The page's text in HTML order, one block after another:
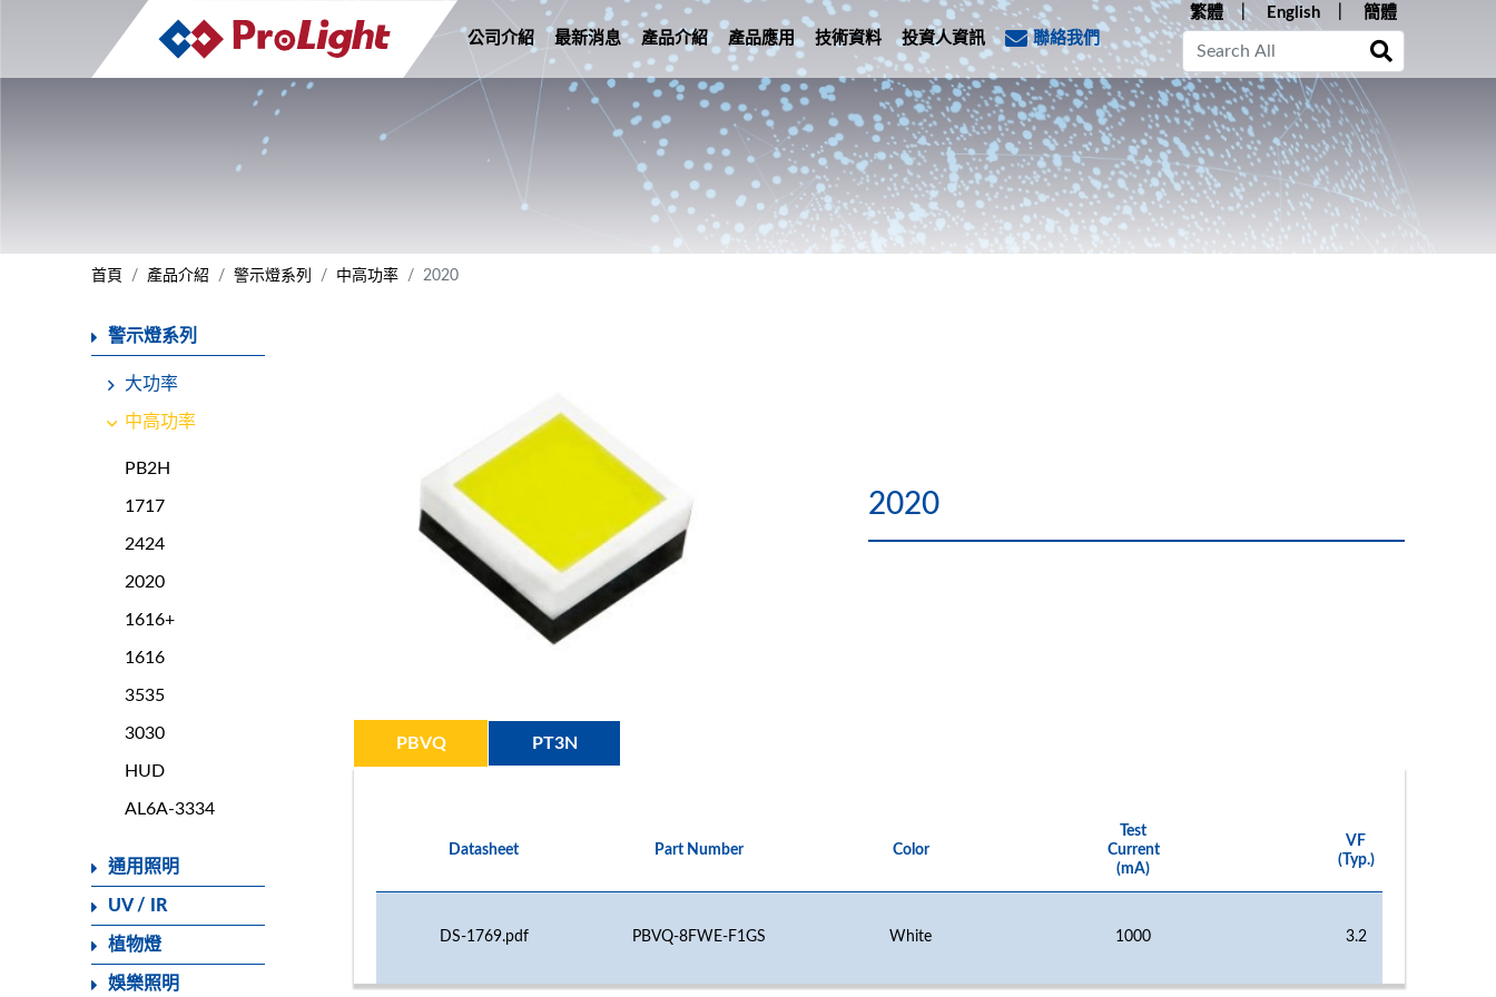
公司介紹 最新消息 產品介紹 產品應用 技術資料 投資人資訊 聯絡我們
繁體 English 簡體
首頁 產品介紹 警示燈系列 中高功率 2020
警示燈系列
大功率
中高功率
PB2H
1717
2424
2020
1616+
1616
3535
3030
HUD
AL6A-3334
通用照明
UV / IR
植物燈
娛樂照明
2020
PBVQ PT3N
Datasheet Part Number Color
Test
Current
(mA)
VF
(Typ.)
DS-1769.pdf PBVQ-8FWE-F1GS White 1000 3.2